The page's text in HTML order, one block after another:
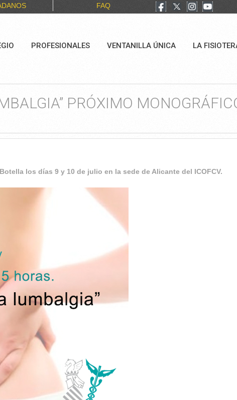
FAQ
PROFESIONALES VENTANILLA ÚNICA LA
PRÓXIMO
los días 9 y 10 de julio en la sede de Alicante del ICOFCV.